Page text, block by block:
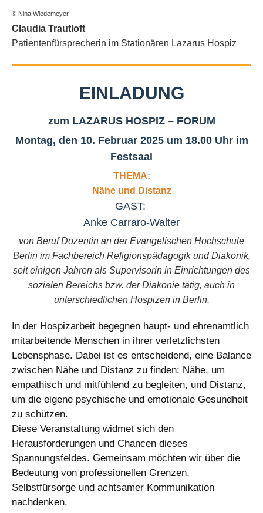
© Nina Wiedemeyer
Claudia Trautloft
Patientenfürsprecherin im Stationären Lazarus Hospiz
EINLADUNG
zum LAZARUS HOSPIZ – FORUM
Montag, den 10. Februar 2025 um 18.00 Uhr im
Festsaal
THEMA:
Nähe und Distanz
GAST:
Anke Carraro-Walter
von Beruf Dozentin an der Evangelischen Hochschule
Berlin im Fachbereich Religionspädagogik und Diakonik,
seit einigen Jahren als Supervisorin in Einrichtungen des
sozialen Bereichs bzw. der Diakonie tätig, auch in
unterschiedlichen Hospizen in Berlin.
In der Hospizarbeit begegnen haupt- und ehrenamtlich
mitarbeitende Menschen in ihrer verletzlichsten
Lebensphase. Dabei ist es entscheidend, eine Balance
zwischen Nähe und Distanz zu finden: Nähe, um
empathisch und mitfühlend zu begleiten, und Distanz,
um die eigene psychische und emotionale Gesundheit
zu schützen.
Diese Veranstaltung widmet sich den
Herausforderungen und Chancen dieses
Spannungsfeldes. Gemeinsam möchten wir über die
Bedeutung von professionellen Grenzen,
Selbstfürsorge und achtsamer Kommunikation
nachdenken.